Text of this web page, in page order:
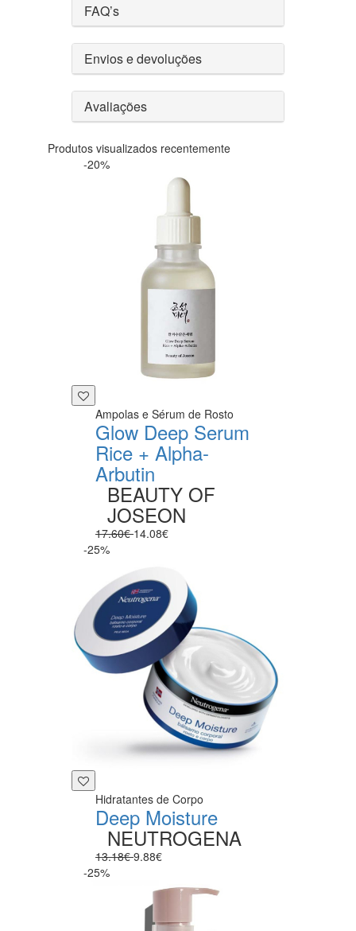
FAQ’s
Envios e devoluções
Avaliações
Produtos visualizados recentemente
-20%
Ampolas e Sérum de Rosto
Glow Deep Serum
Rice + Alpha-
Arbutin
BEAUTY OF
JOSEON
17.60€14.08€
-25%
Hidratantes de Corpo
Deep Moisture
NEUTROGENA
13.18€9.88€
-25%